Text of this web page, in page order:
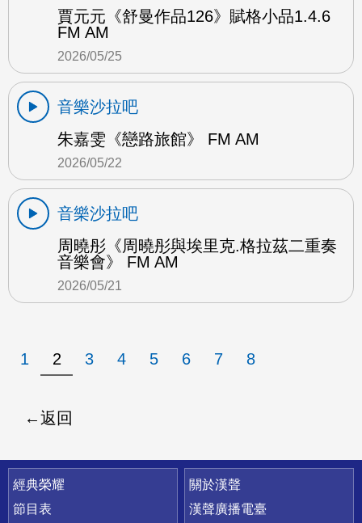
賈元元《舒曼作品126》賦格小品1.4.6
FM AM
2026/05/25
音樂沙拉吧
朱嘉雯《戀路旅館》 FM AM
2026/05/22
音樂沙拉吧
周曉彤《周曉彤與埃里克.格拉茲二重奏
音樂會》 FM AM
2026/05/21
1 2 3 4 5 6 7 8
返回
快速連結
經典榮耀
節目表
關於漢聲
漢聲廣播電臺